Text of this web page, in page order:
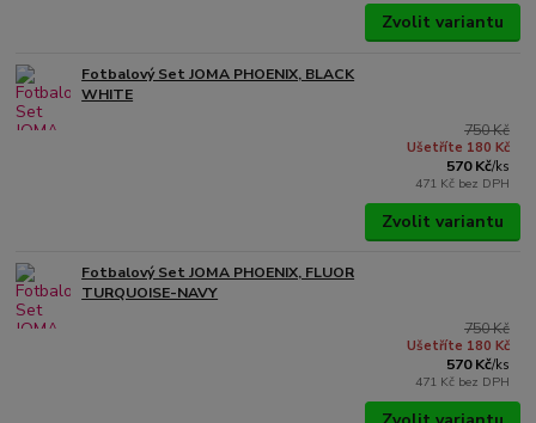
Zvolit variantu
Fotbalový Set JOMA PHOENIX, BLACK
WHITE
750 Kč
Ušetříte 180 Kč
570 Kč/ks
471 Kč bez DPH
Zvolit variantu
Fotbalový Set JOMA PHOENIX, FLUOR
TURQUOISE-NAVY
750 Kč
Ušetříte 180 Kč
570 Kč/ks
471 Kč bez DPH